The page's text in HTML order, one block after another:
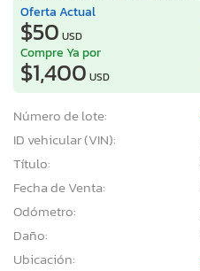
Oferta Actual
$50 USD
Compre Ya por
$1,400 USD
Número de lote:
ID vehicular (VIN):
Título:
Fecha de Venta:
Odómetro:
Daño:
Ubicación: